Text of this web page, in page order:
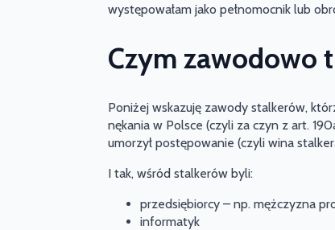
występowałam jako pełnomocnik lub
Czym zawodowo
Poniżej wskazuję zawody stalkerów,
nękania w Polsce (czyli za czyn z art.
umorzył postępowanie (czyli wina
I tak, wśród stalkerów byli:
przedsiębiorcy – np. mężczyzna
informatyk